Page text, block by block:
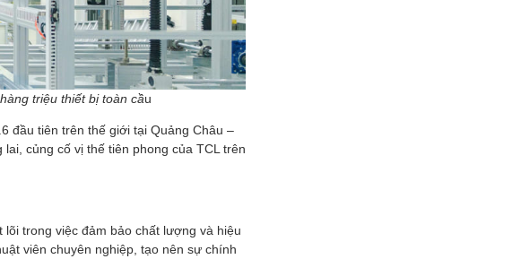
triệu thiết bị toàn cầu
đầu tiên trên thế giới tại Quảng Châu –
củng cố vị thế tiên phong của TCL trên
trong việc đảm bảo chất lượng và hiệu
viên chuyên nghiệp, tạo nên sự chính